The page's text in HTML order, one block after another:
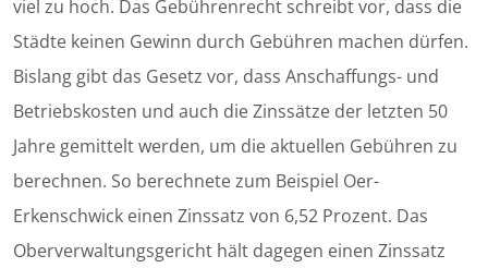
viel zu hoch. Das Gebührenrecht schreibt vor, dass die
Städte keinen Gewinn durch Gebühren machen dürfen.
Bislang gibt das Gesetz vor, dass Anschaffungs- und
Betriebskosten und auch die Zinssätze der letzten 50
Jahre gemittelt werden, um die aktuellen Gebühren zu
berechnen. So berechnete zum Beispiel Oer-
Erkenschwick einen Zinssatz von 6,52 Prozent. Das
Oberverwaltungsgericht hält dagegen einen Zinssatz